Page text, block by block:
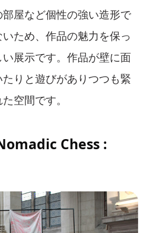
屋など個性の強い造形で
ため、作品の魅力を保っ
展示です。作品が壁に面
りと遊びがありつつも緊
空間です。
Chess :